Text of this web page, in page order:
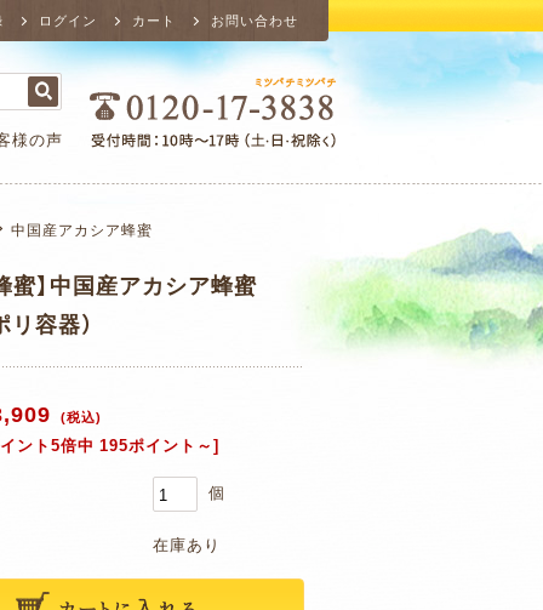
様の声
ログイン カート お問い合わせ
中国産アカシア蜂蜜
蜜】中国産アカシア蜂蜜
容器）
(税込)
ント5倍中 195ポイント～]
個
在庫あり